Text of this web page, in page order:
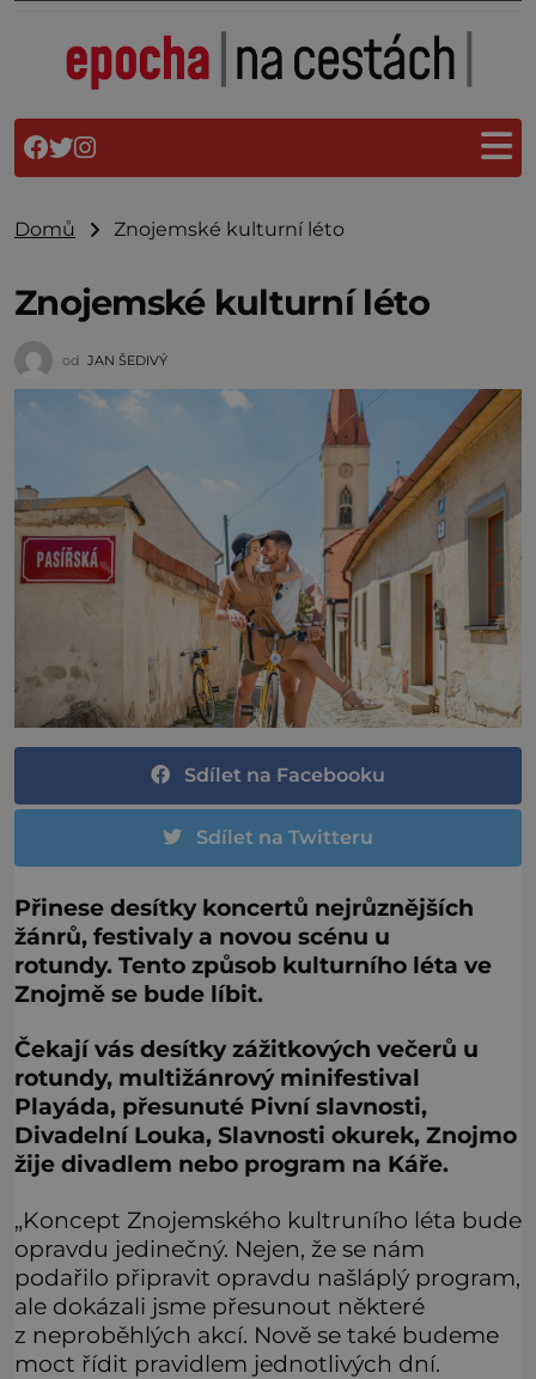
Domů Znojemské kulturní léto
Znojemské kulturní léto
od JAN ŠEDIVÝ
Sdílet na Facebooku
Sdílet na Twitteru
Přinese desítky koncertů nejrůznějších
žánrů, festivaly a novou scénu u
rotundy. Tento způsob kulturního léta ve
Znojmě se bude líbit.
Čekají vás desítky zážitkových večerů u
rotundy, multižánrový minifestival
Playáda, přesunuté Pivní slavnosti,
Divadelní Louka, Slavnosti okurek, Znojmo
žije divadlem nebo program na Káře.
„Koncept Znojemského kultruního léta bude
opravdu jedinečný. Nejen, že se nám
podařilo připravit opravdu našláplý program,
ale dokázali jsme přesunout některé
z neproběhlých akcí. Nově se také budeme
moct řídit pravidlem jednotlivých dní.